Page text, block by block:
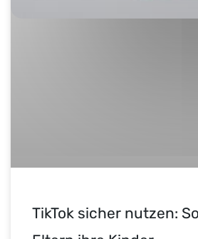
TikTok sicher nutzen: